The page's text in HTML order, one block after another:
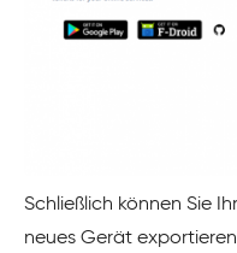
Schließlich können Sie
neues Gerät